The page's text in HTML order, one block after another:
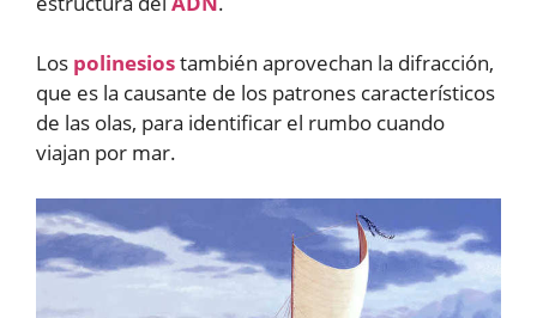
Los polinesiostambién aprovechan la difracción,
que es la causante de los patrones característicos
de las olas, para identificar el rumbo cuando
viajan por mar.